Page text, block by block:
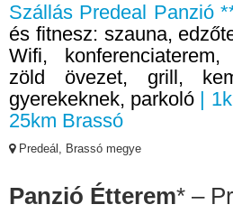
Szállás Predeal Panzió
és fitnesz: szauna,
Wifi,
zöld övezet, grill,
gyerekeknek, parkoló |
25km Brassó
Predeál, Brassó megye
Panzió Étterem* –